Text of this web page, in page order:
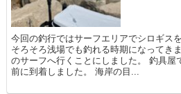
今回の釣行ではサーフエリアでシロギス
そろそろ浅場でも釣れる時期になってき
のサーフへ行くことにしました。 釣具屋
前に到着しました。 海岸の目...